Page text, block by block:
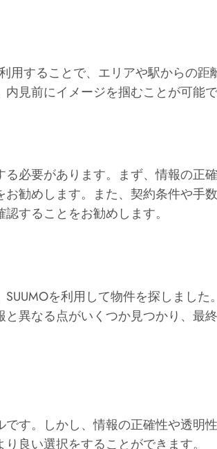
用することで、エリアや駅からの
見前にイメージを掴むことが可能
必要があります。まず、情報の正
勧めします。また、契約条件や手
することをお勧めします。
を利用して物件を探しまし
異なる点がいくつか見つかり、最
す。しかし、情報の正確性や透明
良い選択をすることができます。